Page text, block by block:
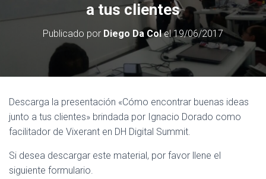
a tus clientes
Publicado por Diego Da Colel19/06/2017
Descarga la presentación «Cómo encontrar buenas ideas
junto a tus clientes» brindada por Ignacio Dorado como
facilitador de Vixerant en DH Digital Summit.
Si desea descargar este material, por favor llene el
siguiente formulario.